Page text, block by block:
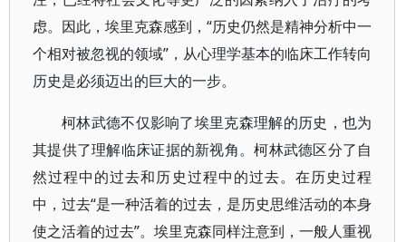
虑。因此，埃里克森感到，“历史仍然是精神分析中一
个相对被忽视的领域”，从心理学基本的临床工作转向
历史是必须迈出的巨大的一步。
柯林武德不仅影响了埃里克森理解的历史，也为
其提供了理解临床证据的新视角。柯林武德区分了自
然过程中的过去和历史过程中的过去。在历史过程
中，过去“是一种活着的过去，是历史思维活动的本身
使之活着的过去”。埃里克森同样注意到，一般人重视